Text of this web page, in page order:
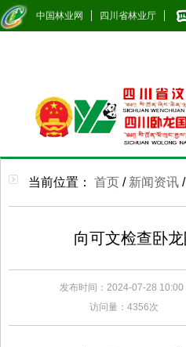
中国林业网 四川省林业厅
当前位置： 首页 / 新闻资讯 /
向可文检查卧
发布时间：2024-07-28 10:00
访问量： 4356次